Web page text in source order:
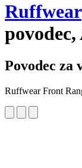
Ruffwear
Povodec za
Ruffwear Front